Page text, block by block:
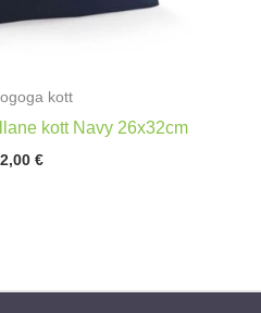
kott
kott Navy 26x32cm
€